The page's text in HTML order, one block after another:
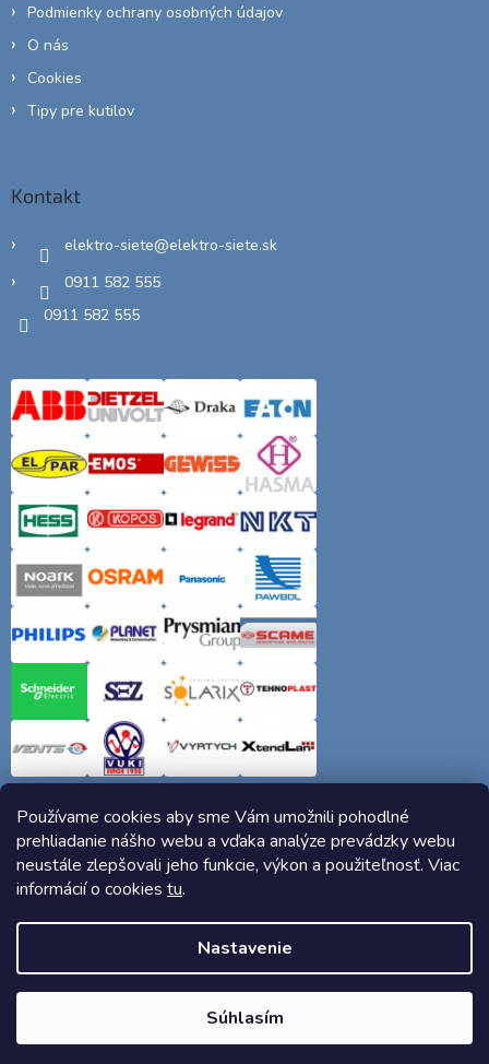
Používame cookies aby sme Vám umožnili pohodlné
prehliadanie nášho webu a vďaka analýze prevádzky webu
neustále zlepšovali jeho funkcie, výkon a použiteľnosť. Viac
informácií o cookies tu.
Nastavenie
Súhlasím
Podmienky ochrany osobných údajov
O nás
Cookies
Tipy pre kutilov
Kontakt
elektro-siete@elektro-siete.sk
0911 582 555
0911 582 555
Copyright 2026Elektro-siete.sk. Všetky práva vyhradené.
Vytvoril Shoptet